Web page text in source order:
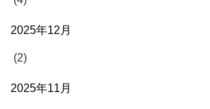
2025年12月
(2)
2025年11月